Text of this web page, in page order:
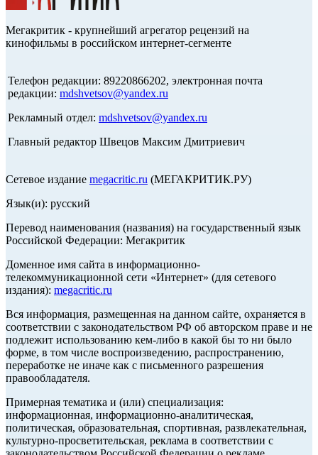
Мегакритик - крупнейший агрегатор рецензий на
кинофильмы в российском интернет-сегменте
Телефон редакции: 89220866202, электронная почта
редакции: mdshvetsov@yandex.ru
Рекламный отдел: mdshvetsov@yandex.ru
Главный редактор Швецов Максим Дмитриевич
Сетевое издание megacritic.ru (МЕГАКРИТИК.РУ)
Язык(и): русский
Перевод наименования (названия) на государственный язык
Российской Федерации: Мегакритик
Доменное имя сайта в информационно-
телекоммуникационной сети «Интернет» (для сетевого
издания): megacritic.ru
Вся информация, размещенная на данном сайте, охраняется в
соответствии с законодательством РФ об авторском праве и не
подлежит использованию кем-либо в какой бы то ни было
форме, в том числе воспроизведению, распространению,
переработке не иначе как с письменного разрешения
правообладателя.
Примерная тематика и (или) специализация:
информационная, информационно-аналитическая,
политическая, образовательная, спортивная, развлекательная,
культурно-просветительская, реклама в соответствии с